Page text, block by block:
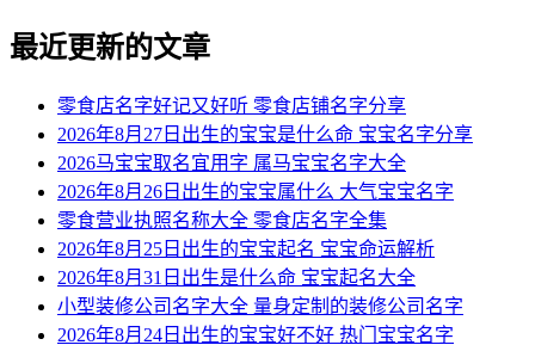
最近更新的文章
零食店名字好记又好听 零食店铺名字分享
2026年8月27日出生的宝宝是什么命 宝宝名字分享
2026马宝宝取名宜用字 属马宝宝名字大全
2026年8月26日出生的宝宝属什么 大气宝宝名字
零食营业执照名称大全 零食店名字全集
2026年8月25日出生的宝宝起名 宝宝命运解析
2026年8月31日出生是什么命 宝宝起名大全
小型装修公司名字大全 量身定制的装修公司名字
2026年8月24日出生的宝宝好不好 热门宝宝名字